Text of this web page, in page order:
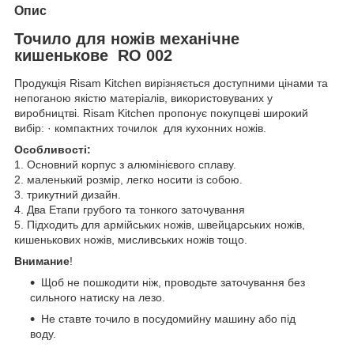
Опис
Точило для ножів механічне
кишенькове RO 002
Продукція Risam Kitchen вирізняється доступними цінами та
непоганою якістю матеріалів, використовуваних у
виробництві. Risam Kitchen пропонує покупцеві широкий
вибір: · компактних точилок для кухонних ножів.
Особливості:
1. Основний корпус з алюмінієвого сплаву.
2. маленький розмір, легко носити із собою.
3. трикутний дизайн.
4. Два Етапи грубого та тонкого заточування
5. Підходить для армійських ножів, швейцарських ножів,
кишенькових ножів, мисливських ножів тощо.
Внимание!
Щоб не пошкодити ніж, проводьте заточування без
сильного натиску на лезо.
Не ставте точило в посудомийну машину або під
воду.